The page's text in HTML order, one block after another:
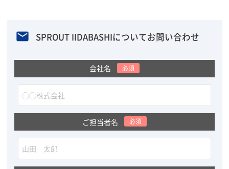
SPROUT IIDABASHIについてお問い合わせ
会社名 必須
ご担当者名 必須